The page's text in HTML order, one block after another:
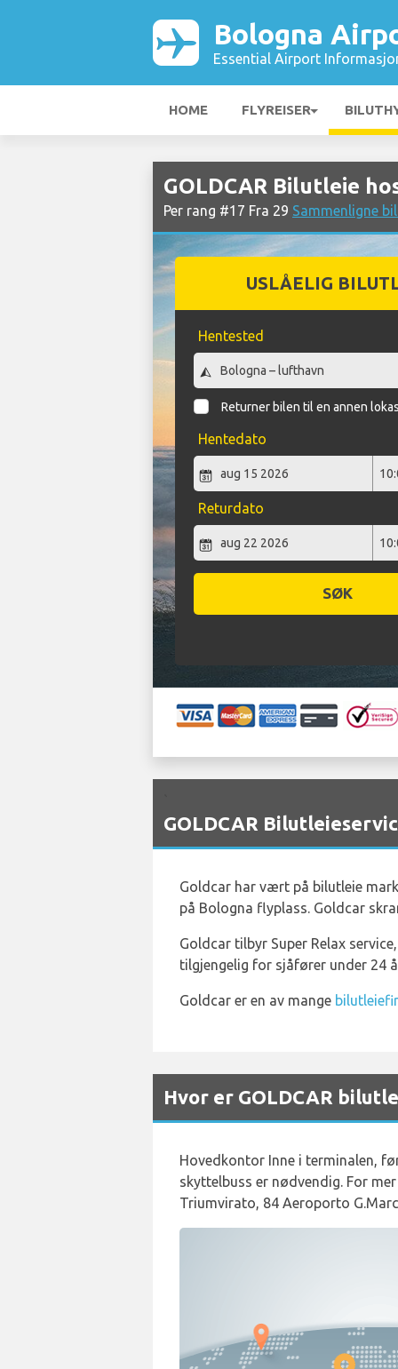
Bologna
Essential Airport
HOME FLYREISER
GOLDCAR Bilutleie
Per rang #17 Fra 29 Sammenligne
USLÅELIG
Hentested
Returner bilen til en annen
Hentedato
Returdato
SØK
GOLDCAR
Goldcar har vært på bilutleie
på Bologna flyplass. Goldcar
Goldcar tilbyr Super Relax
tilgjengelig for sjåfører under 24
Goldcar er en av mange
Hvor er GOLDCAR
Hovedkontor Inne i terminalen,
skyttelbuss er nødvendig. For
Triumvirato, 84 Aeroporto